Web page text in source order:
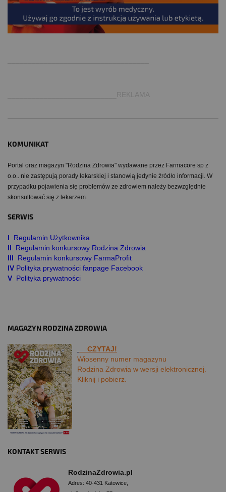
___________________________REKLAMA
KOMUNIKAT
Portal oraz magazyn "Rodzina Zdrowia" wydawane przez Farmacore sp z
o.o.. nie zastępują porady lekarskiej i stanowią jedynie źródło informacji. W
przypadku pojawienia się problemów ze zdrowiem należy bezwzględnie
skonsultować się z lekarzem.
SERWIS
I Regulamin Użytkownika
II
Regulamin konkursowy Rodzina Zdrowia
III
Regulamin konkursowy FarmaProfit
IV Polityka prywatności fanpage Facebook
V Polityka prywatności
MAGAZYN RODZINA ZDROWIA
CZYTAJ!
Wiosenny numer magazynu
Rodzina Zdrowia w wersji elektronicznej.
Kliknij i pobierz.
KONTAKT SERWIS
RodzinaZdrowia.pl
Adres: 40-431 Katowice,